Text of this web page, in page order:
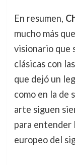
En resumen,
mucho más
visionario que
clásicas con
que dejó un
como en la de
arte siguen
para entender
europeo del